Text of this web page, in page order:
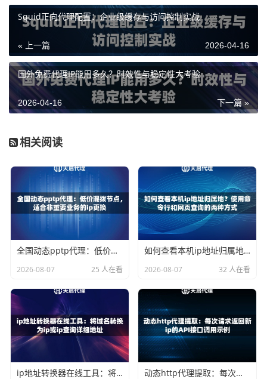
简单的验证程序，用这些IP去访问一个稳定的、已知能正常
访问的网站（比如百度或某个公共API），测试其连接速度
和可用性。将验证通过的IP按照响应速度或匿名程度进行分
类保存。
Python脚本编写实战：自动提取与验证
网络请求。下面我们一步步来构建一个核心脚本。
令`pip install requests`来安装。
脚本的核心思路是：从一个提供免费代理IP的网站解析出IP
和端口，然后逐一测试它们的可用性。
示例代码框架：
用的IP地址，非常适合测试）。
在实际使用中，你需要根据目标网站的HTML结构来调整解
析IP和端口的方法（可能需要使用`BeautifulSoup`等解析
库）。验证通过的IP可以保存到文本文件或数据库中，方便
后续使用。
Squid正向代理配置：企业级缓存与访问控制实战
« 上一篇 2026-04-16
国外免费代理IP能用多久？时效性与稳定性大考验
下一篇 »
2026-04-16
相关阅读
全国动态pptp代理：低价混拨节点，适合非重要业务的ip更换
2026-08-07 25 人在看
如何查看本机ip地址归属地？使用命令行和网页查询的两种方式
2026-08-07 32 人在看
ip地址转换器在线工具：将域名转换为ip或ip查询详细地址 动态http代理提取：每次请求返回新ip的API接口调用示例